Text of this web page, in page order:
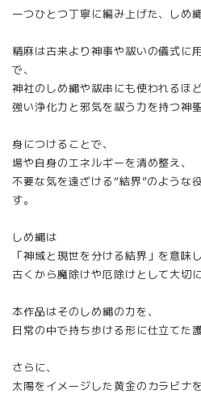
一つひとつ丁寧に編み上げた、しめ
精麻は古来より神事や祓いの儀式に
で、
神社のしめ縄や祓串にも使われるほど
強い浄化力と邪気を祓う力を持つ神
身につけることで、
場や自身のエネルギーを清め整え、
不要な気を遠ざける“結界”のような
す。
しめ縄は
「神域と現世を分ける結界」を意味し
古くから魔除けや厄除けとして大切
本作品はそのしめ縄の力を、
日常の中で持ち歩ける形に仕立てた
さらに、
太陽をイメージした黄金のカラビナを